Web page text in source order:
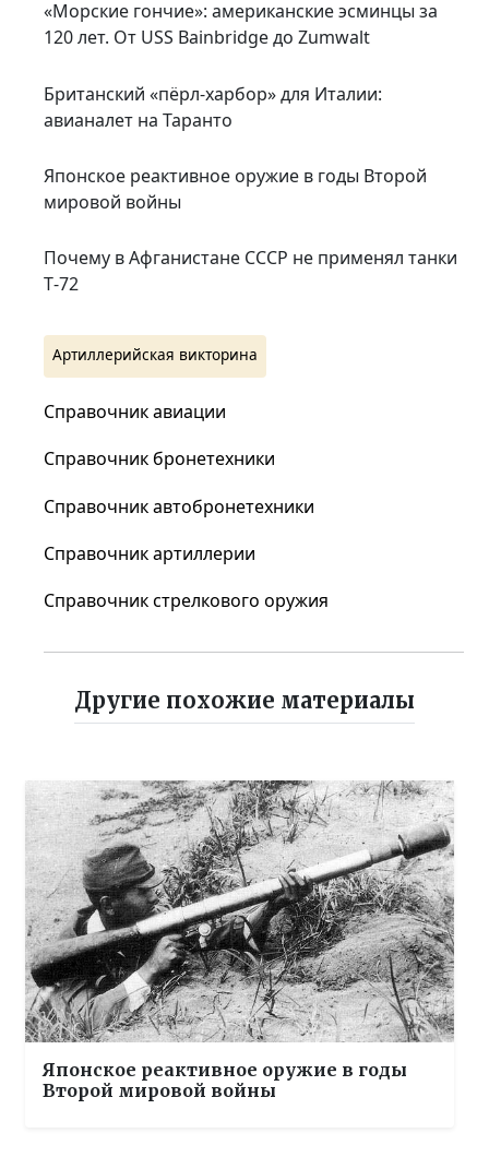
«Морские гончие»: американские эсминцы за
120 лет. От USS Bainbridge до Zumwalt
Британский «пёрл-харбор» для Италии:
авианалет на Таранто
Японское реактивное оружие в годы Второй
мировой войны
Почему в Афганистане СССР не применял танки
Т‑72
Артиллерийская викторина
Справочник авиации
Справочник бронетехники
Справочник автобронетехники
Справочник артиллерии
Справочник стрелкового оружия
Другие похожие материалы
Японское реактивное оружие в годы
Второй мировой войны